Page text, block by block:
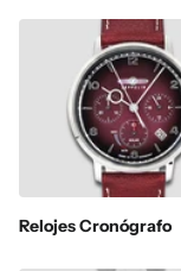
Relojes Cronógrafo